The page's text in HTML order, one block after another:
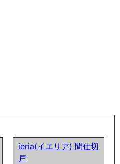
ieria(イエリア) 間仕切
戸